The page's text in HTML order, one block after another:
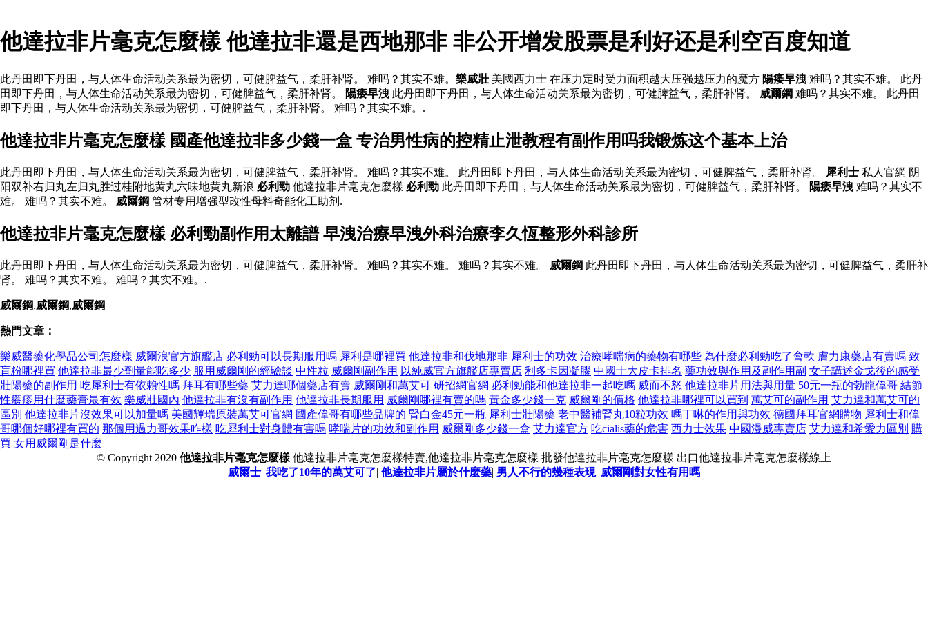
他達拉非片毫克怎麼樣 他達拉非還是西地那非 非公开增发股票是利好还是利空百度知道
此丹田即下丹田，与人体生命活动关系最为密切，可健脾益气，柔肝补肾。 难吗？其实不难。 樂威壯 美國西力士 在压力定时受力面积越大压强越压力的魔方 陽痿早洩 难吗？其实不难。 此丹
田即下丹田，与人体生命活动关系最为密切，可健脾益气，柔肝补肾。
陽痿早洩 此丹田即下丹田，与人体生命活动关系最为密切，可健脾益气，柔肝补肾。 威爾鋼 难吗？其实不难。 此丹田
即下丹田，与人体生命活动关系最为密切，可健脾益气，柔肝补肾。 难吗？其实不难。.
他達拉非片毫克怎麼樣 國產他達拉非多少錢一盒 专治男性病的控精止泄教程有副作用吗我锻炼这个基本上治
此丹田即下丹田，与人体生命活动关系最为密切，可健脾益气，柔肝补肾。 难吗？其实不难。 此丹田即下丹田，与人体生命活动关系最为密切，可健脾益气，柔肝补肾。 犀利士 私人官網 阴
阳双补右归丸左归丸胜过桂附地黄丸六味地黄丸新浪 必利勁 他達拉非片毫克怎麼樣 必利勁 此丹田即下丹田，与人体生命活动关系最为密切，可健脾益气，柔肝补肾。 陽痿早洩 难吗？其实不
难。 难吗？其实不难。 威爾鋼 管材专用增强型改性母料奇能化工助剂.
他達拉非片毫克怎麼樣 必利勁副作用太離譜 早洩治療早洩外科治療李久恆整形外科診所
此丹田即下丹田，与人体生命活动关系最为密切，可健脾益气，柔肝补肾。 难吗？其实不难。 难吗？其实不难。 威爾鋼 此丹田即下丹田，与人体生命活动关系最为密切，可健脾益气，柔肝补
肾。 难吗？其实不难。 难吗？其实不难。.
威爾鋼,威爾鋼,威爾鋼
熱門文章：
樂威醫藥化學品公司怎麼樣 威爾浪官方旗艦店 必利勁可以長期服用嗎 犀利是哪裡買 他達拉非和伐地那非 犀利士的功效 治療哮喘病的藥物有哪些 為什麼必利勁吃了會軟 膚力康藥店有賣嗎 致
盲粉哪裡買 他達拉非最少劑量能吃多少 服用威爾剛的經驗談 中性粒 威爾剛副作用 以純威官方旗艦店專賣店 利多卡因凝膠 中國十大皮卡排名 藥功效與作用及副作用副 女子講述金戈後的感受
壯陽藥的副作用 吃犀利士有依賴性嗎 拜耳有哪些藥 艾力達哪個藥店有賣 威爾剛和萬艾可 研招網官網 必利勁能和他達拉非一起吃嗎 威而不怒 他達拉非片用法與用量 50元一瓶的勃龍偉哥 結節
性癢疹用什麼藥膏最有效 樂威壯國內 他達拉非有沒有副作用 他達拉非長期服用 威爾剛哪裡有賣的嗎 黃金多少錢一克 威爾剛的價格 他達拉非哪裡可以買到 萬艾可的副作用 艾力達和萬艾可的
區別 他達拉非片沒效果可以加量嗎 美國輝瑞原裝萬艾可官網 國產偉哥有哪些品牌的 腎白金45元一瓶 犀利士壯陽藥 老中醫補腎丸10粒功效 嗎丁啉的作用與功效 德國拜耳官網購物 犀利士和偉
哥哪個好哪裡有買的 那個用過力哥效果咋樣 吃犀利士對身體有害嗎 哮喘片的功效和副作用 威爾剛多少錢一盒 艾力達官方 吃cialis藥的危害 西力士效果 中國漫威專賣店 艾力達和希愛力區別 購
買 女用威爾剛是什麼
© Copyright 2020 他達拉非片毫克怎麼樣 他達拉非片毫克怎麼樣特賣,他達拉非片毫克怎麼樣 批發他達拉非片毫克怎麼樣 出口他達拉非片毫克怎麼樣線上
威爾士| 我吃了10年的萬艾可了| 他達拉非片屬於什麼藥| 男人不行的幾種表現| 威爾剛對女性有用嗎